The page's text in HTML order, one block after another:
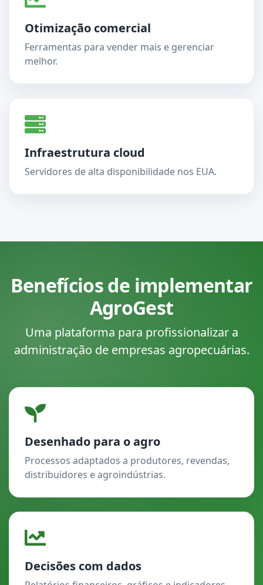
Otimização comercial
Ferramentas para vender mais e gerenciar
melhor.
Infraestrutura cloud
Servidores de alta disponibilidade nos EUA.
Benefícios de implementar
AgroGest
Uma plataforma para profissionalizar a
administração de empresas agropecuárias.
Desenhado para o agro
Processos adaptados a produtores, revendas,
distribuidores e agroindústrias.
Decisões com dados